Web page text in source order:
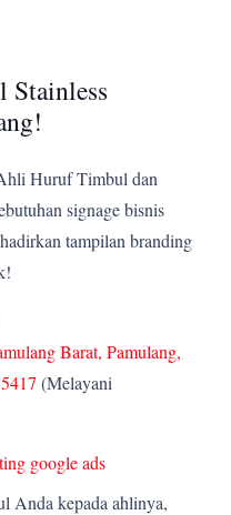
Huruf Timbul dan
signage bisnis
tampilan branding
Barat, Pamulang,
(Melayani
Anda kepada ahlinya,